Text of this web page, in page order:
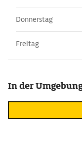
Donnerstag
Freitag
In der